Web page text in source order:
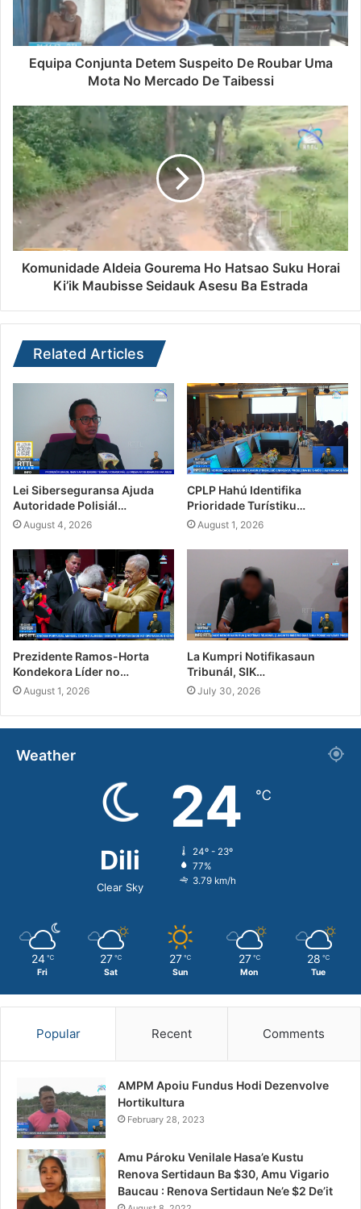
Equipa Conjunta Detem Suspeito De Roubar Uma
Mota No Mercado De Taibessi
Komunidade Aldeia Gourema Ho Hatsao Suku Horai
Ki’ik Maubisse Seidauk Asesu Ba Estrada
Related Articles
Lei Siberseguransa Ajuda
Autoridade Polisiál…
August 4, 2026
CPLP Hahú Identifika
Prioridade Turístiku…
August 1, 2026
Prezidente Ramos-Horta
Kondekora Líder no…
August 1, 2026
La Kumpri Notifikasaun
Tribunál, SIK…
July 30, 2026
Weather
Dili
Clear Sky
24 ℃
24º - 23º
77%
3.79 km/h
24 ℃
Fri
27 ℃
Sat
27 ℃
Sun
27 ℃
Mon
28 ℃
Tue
Popular Recent Comments
AMPM Apoiu Fundus Hodi Dezenvolve
Hortikultura
February 28, 2023
Amu Pároku Venilale Hasa’e Kustu
Renova Sertidaun Ba $30, Amu Vigario
Baucau : Renova Sertidaun Ne’e $2 De’it